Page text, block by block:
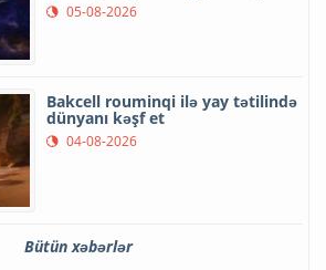
05-08-2026
Bakcell rouminqi ilə yay tətilində
dünyanı kəşf et
04-08-2026
Bütün xəbərlər